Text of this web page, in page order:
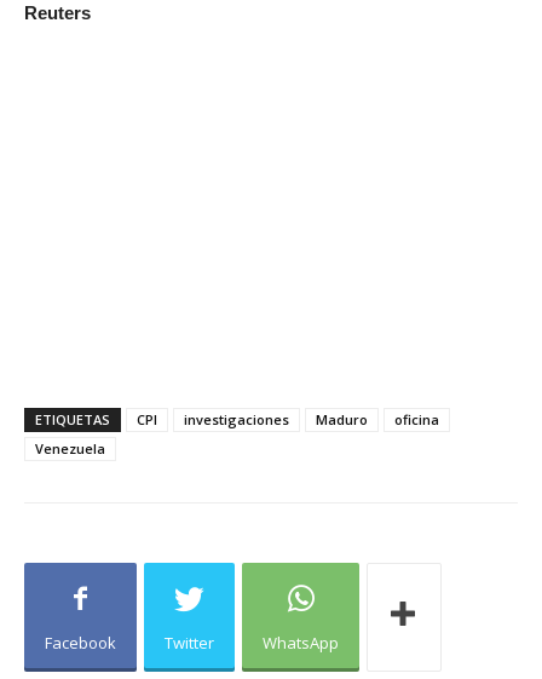
Reuters
ETIQUETAS CPI investigaciones Maduro
oficina
Venezuela
Facebook Twitter WhatsApp